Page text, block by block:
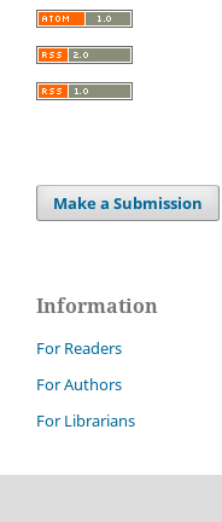
Make a Submission
Information
For Readers
For Authors
For Librarians